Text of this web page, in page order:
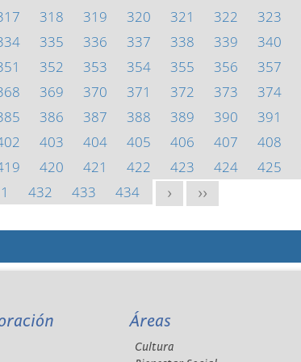
318 319 320 321 322 323
335 336 337 338 339 340
352 353 354 355 356 357
369 370 371 372 373 374
386 387 388 389 390 391
403 404 405 406 407 408
420 421 422 423 424 425
432 433 434 > >>
Áreas
Cultura